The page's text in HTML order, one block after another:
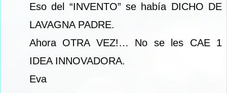
Eso del “INVENTO” se había DICHO DE
LAVAGNA PADRE.
Ahora OTRA VEZ!… No se les CAE 1
IDEA INNOVADORA.
Eva